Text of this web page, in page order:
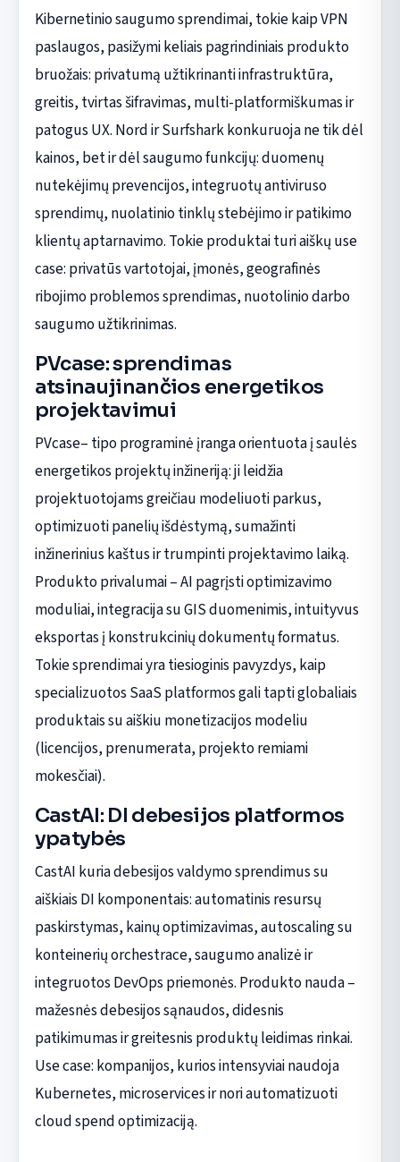
Kibernetinio saugumo sprendimai, tokie kaip VPN
paslaugos, pasižymi keliais pagrindiniais produkto
bruožais: privatumą užtikrinanti infrastruktūra,
greitis, tvirtas šifravimas, multi-platformiškumas ir
patogus UX. Nord ir Surfshark konkuruoja ne tik dėl
kainos, bet ir dėl saugumo funkcijų: duomenų
nutekėjimų prevencijos, integruotų antiviruso
sprendimų, nuolatinio tinklų stebėjimo ir patikimo
klientų aptarnavimo. Tokie produktai turi aiškų use
case: privatūs vartotojai, įmonės, geografinės
ribojimo problemos sprendimas, nuotolinio darbo
saugumo užtikrinimas.
PVcase: sprendimas
atsinaujinančios energetikos
projektavimui
PVcase– tipo programinė įranga orientuota į saulės
energetikos projektų inžineriją: ji leidžia
projektuotojams greičiau modeliuoti parkus,
optimizuoti panelių išdėstymą, sumažinti
inžinerinius kaštus ir trumpinti projektavimo laiką.
Produkto privalumai – AI pagrįsti optimizavimo
moduliai, integracija su GIS duomenimis, intuityvus
eksportas į konstrukcinių dokumentų formatus.
Tokie sprendimai yra tiesioginis pavyzdys, kaip
specializuotos SaaS platformos gali tapti globaliais
produktais su aiškiu monetizacijos modeliu
(licencijos, prenumerata, projekto remiami
mokesčiai).
CastAI: DI debesijos platformos
ypatybės
CastAI kuria debesijos valdymo sprendimus su
aiškiais DI komponentais: automatinis resursų
paskirstymas, kainų optimizavimas, autoscaling su
konteinerių orchestrace, saugumo analizė ir
integruotos DevOps priemonės. Produkto nauda –
mažesnės debesijos sąnaudos, didesnis
patikimumas ir greitesnis produktų leidimas rinkai.
Use case: kompanijos, kurios intensyviai naudoja
Kubernetes, microservices ir nori automatizuoti
cloud spend optimizaciją.